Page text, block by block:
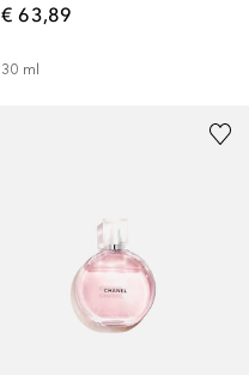
€ 63,89
30 ml